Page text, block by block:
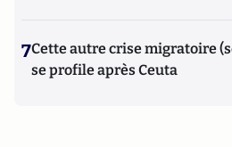
7Cette autre crise migratoire
se profile après Ceuta